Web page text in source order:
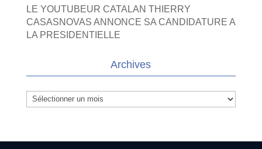
LE YOUTUBEUR CATALAN THIERRY
CASASNOVAS ANNONCE SA CANDIDATURE A
LA PRESIDENTIELLE
Archives
Archives